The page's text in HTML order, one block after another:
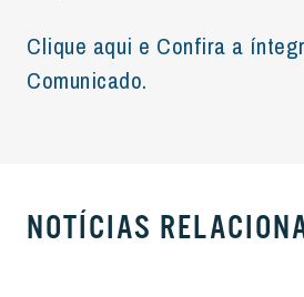
Clique aqui e Confira a
Comunicado.
NOTÍCIAS